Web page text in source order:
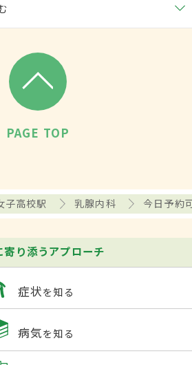
PAGE TOP
子高校駅 乳腺内科 今日予約
寄り添うアプローチ
症状を知る
病気を知る